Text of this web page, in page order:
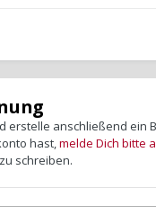
erstelle anschließend ein
hast,melde Dich bitte
schreiben.